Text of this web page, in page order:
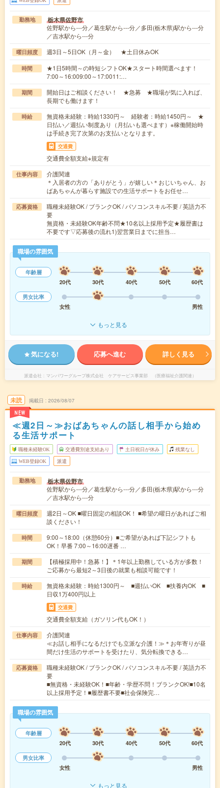
勤務地 栃木県佐野市
佐野駅から---分／葛生駅から---分／多田(栃木県)駅から---分
／吉水駅から---分
曜日頻度 週3日～5日OK（月～金） ★土日休みOK
時間
★1日5時間～の時短シフトOK★スタート時間選べます！
7:00～16:009:00～17:0011:…
期間
開始日はご相談ください！ ★急募 ★職場が気に入れば、
長期でも働けます！
時給
無資格未経験：時給1330円～ 経験者：時給1450円～ ★
日払い／週払い制度あり（月払いも選べます）※稼働開始時
は手続き完了次第のお支払いとなります。
交通費
交通費全額支給※規定有
仕事内容
介護関連
＊入居者の方の「ありがとう」が嬉しい＊おじいちゃん、お
ばあちゃんが暮らす施設での生活サポートをお任せ…
応募資格
職種未経験OK / ブランクOK / パソコンスキル不要 / 英語力不
要
無資格・未経験OK年齢不問★10名以上採用予定★履歴書は
不要です▽応募後の流れ1)翌営業日までに担当…
職場の雰囲気
年齢層
20代
30代 40代 50代
60代
男女比率
女性
男性
もっと見る
気になる! 応募へ進む 詳しく見る
派遣会社 マンパワーグループ株式会社 ケアサービス事業部 （医療福祉介護関連）
未読
NEW
掲載日 2026/08/07
≪週2日～≫おばあちゃんの話し相手から始め
る生活サポート
職種未経験OK 交通費別途支給あり 土日祝日が休み 残業なし
WEB登録OK 派遣
勤務地 栃木県佐野市
佐野駅から---分／葛生駅から---分／多田(栃木県)駅から---分
／吉水駅から---分
曜日頻度
週2日～OK ■曜日固定の相談OK！ ■希望の曜日があればご相
談ください！
時間
9:00～18:00（休憩60分）■ご希望があれば下記シフトも
OK！早番 7:00～16:00遅番 …
期間
【積極採用中！急募！】＊1年以上勤務している方が多数！
ご応募から最短2～3日後の就業も相談可能です！
時給
無資格未経験：時給1300円～ ■週払いOK ■扶養内OK ■
日収1万400円以上
交通費
交通費全額支給（ガソリン代もOK！）
仕事内容
介護関連
≪お話し相手になるだけでも立派な介護！≫＊お年寄りが昼
間だけ生活のサポートを受けたり、気分転換できる…
応募資格
職種未経験OK / ブランクOK / パソコンスキル不要 / 英語力不
要
■無資格・未経験OK！■年齢・学歴不問！ブランクOK!■10名
以上採用予定！■履歴書不要■社会保険完…
職場の雰囲気
年齢層
20代
30代 40代 50代
60代
男女比率
女性
男性
もっと見る